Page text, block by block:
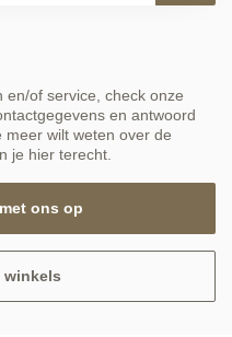
en/of service, check onze
en antwoord
wilt weten over de
je hier terecht.
ons op
winkels